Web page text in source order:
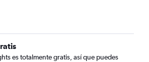
es totalmente gratis, así que puedes